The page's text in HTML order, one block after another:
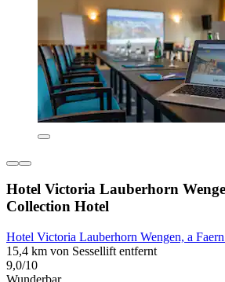
Hotel Victoria Lauberhorn
Collection Hotel
Hotel Victoria Lauberhorn Wengen, a
15,4 km von Sessellift entfernt
9,0/10